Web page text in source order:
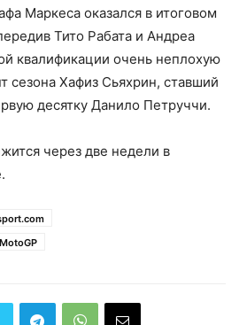
Маркеса оказался в итоговом
Тито Рабата и Андреа
квалификации очень неплохую
сезона Хафиз Сьяхрин, ставший
десятку Данило Петруччи.
через две недели в
MotoGP